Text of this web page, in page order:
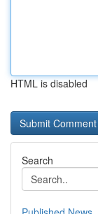
HTML is disabled
Search